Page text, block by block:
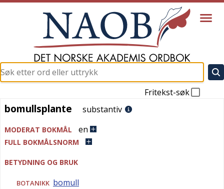
Fritekst-søk
bomullsplante
bomullsplante substantiv
MODERAT BOKMÅL en
FULL BOKMÅLSNORM
BETYDNING OG BRUK
BOTANIKK bomull